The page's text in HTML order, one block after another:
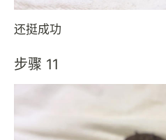
还挺成功
步骤 11